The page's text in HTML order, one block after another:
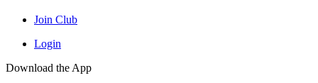
Join Club
Login
Download the App